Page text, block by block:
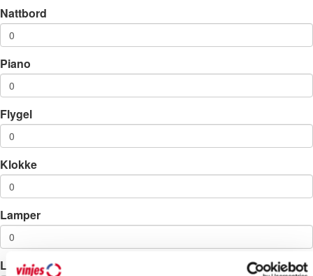
Nattbord
Piano
Flygel
Klokke
Lamper
Lysekrone